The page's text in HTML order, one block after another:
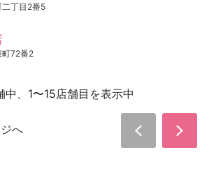
丁目2番5
町72番2
中、1〜15店舗目を表示中
へ